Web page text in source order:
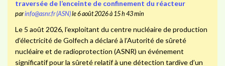
traversée de l’enceinte de confinement du réacteur
parinfo@asnr.fr (ASN)le 6 août 2026 à 15 h 43 min
Le 5 août 2026, l’exploitant du centre nucléaire de production
d’électricité de Golfech a déclaré à l’Autorité de sûreté
nucléaire et de radioprotection (ASNR) un événement
significatif pour la sûreté relatif à une détection tardive d’un